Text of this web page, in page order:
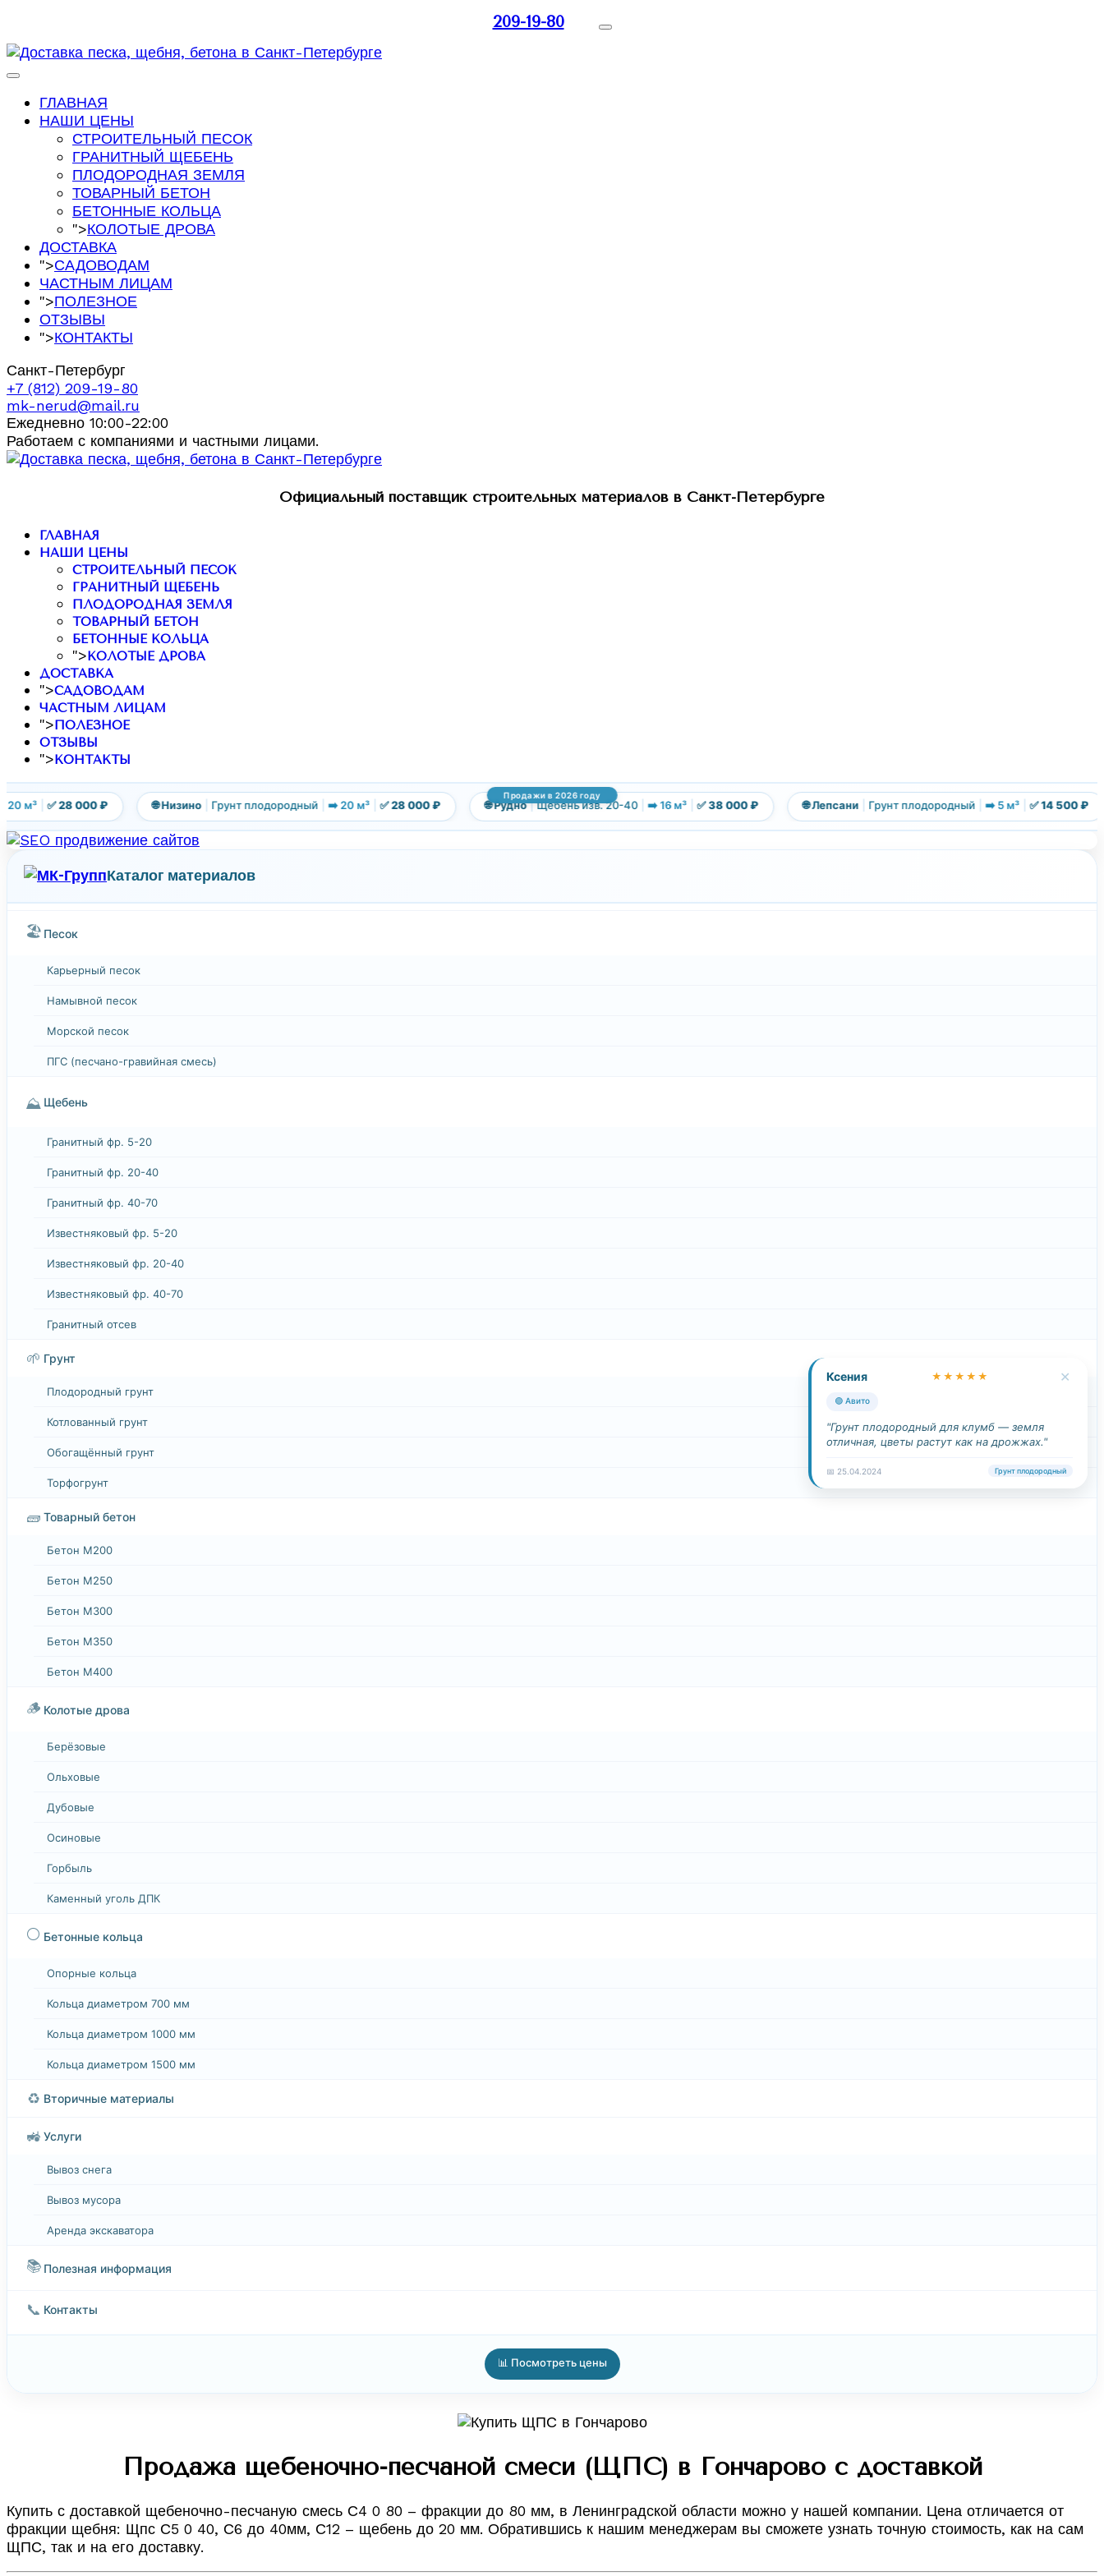
209-19-80
ГЛАВНАЯ
НАШИ ЦЕНЫ
СТРОИТЕЛЬНЫЙ ПЕСОК
ГРАНИТНЫЙ ЩЕБЕНЬ
ПЛОДОРОДНАЯ ЗЕМЛЯ
ТОВАРНЫЙ БЕТОН
БЕТОННЫЕ КОЛЬЦА
">КОЛОТЫЕ ДРОВА
ДОСТАВКА
">САДОВОДАМ
ЧАСТНЫМ ЛИЦАМ
">ПОЛЕЗНОЕ
ОТЗЫВЫ
">КОНТАКТЫ
Санкт-Петербург
+7 (812) 209-19-80
mk-nerud@mail.ru
Ежедневно 10:00-22:00
Работаем с компаниями и частными лицами.
Официальный поставщик строительных материалов в Санкт-Петербурге
ГЛАВНАЯ
НАШИ ЦЕНЫ
СТРОИТЕЛЬНЫЙ ПЕСОК
ГРАНИТНЫЙ ЩЕБЕНЬ
ПЛОДОРОДНАЯ ЗЕМЛЯ
ТОВАРНЫЙ БЕТОН
БЕТОННЫЕ КОЛЬЦА
">КОЛОТЫЕ ДРОВА
ДОСТАВКА
">САДОВОДАМ
ЧАСТНЫМ ЛИЦАМ
">ПОЛЕЗНОЕ
ОТЗЫВЫ
">КОНТАКТЫ
Продажи в 2026 году
м³ | ✅ 28 000 ₽ 🌐 Низино | Грунт плодородный | ➡️ 20 м³ | ✅ 28 000 ₽ 🌐 Рудно | Щебень изв. 20-40 | ➡️ 16 м³ | ✅ 38 000 ₽ 🌐 Лепсани | Грунт плодородный | ➡️ 5 м³ | ✅ 14 500 ₽
Ксения ★★★★★ ✕
🟢 Авито
"Грунт плодородный для клумб — земля
отличная, цветы растут как на дрожжах."
📅 25.04.2024 Грунт плодородный
Каталог материалов
🏖️ Песок
Карьерный песок
Намывной песок
Морской песок
ПГС (песчано-гравийная смесь)
⛰️ Щебень
Гранитный фр. 5-20
Гранитный фр. 20-40
Гранитный фр. 40-70
Известняковый фр. 5-20
Известняковый фр. 20-40
Известняковый фр. 40-70
Гранитный отсев
🌱 Грунт
Плодородный грунт
Котлованный грунт
Обогащённый грунт
Торфогрунт
🧱 Товарный бетон
Бетон М200
Бетон М250
Бетон М300
Бетон М350
Бетон М400
🪵 Колотые дрова
Берёзовые
Ольховые
Дубовые
Осиновые
Горбыль
Каменный уголь ДПК
⚪ Бетонные кольца
Опорные кольца
Кольца диаметром 700 мм
Кольца диаметром 1000 мм
Кольца диаметром 1500 мм
♻️ Вторичные материалы
🚜 Услуги
Вывоз снега
Вывоз мусора
Аренда экскаватора
📚 Полезная информация
📞 Контакты
📊 Посмотреть цены
Продажа щебеночно-песчаной смеси (ЩПС) в Гончарово с доставкой
Купить с доставкой щебеночно-песчаную смесь С4 0 80 – фракции до 80 мм, в Ленинградской области можно у нашей компании. Цена отличается от
фракции щебня: Щпс С5 0 40, С6 до 40мм, С12 – щебень до 20 мм. Обратившись к нашим менеджерам вы сможете узнать точную стоимость, как на сам
ЩПС, так и на его доставку.